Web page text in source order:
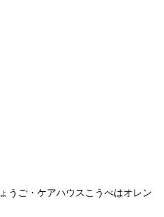
うご・ケアハウスこうべはオレン